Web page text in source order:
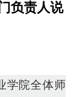
负责人说
学院全体师